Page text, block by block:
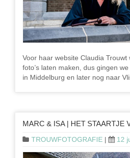
Voor haar website Claudia Trouwt
foto’s laten maken, dus gingen
in Middelburg en later nog naar
MARC & ISA | HET STAARTJE
TROUWFOTOGRAFIE | 12